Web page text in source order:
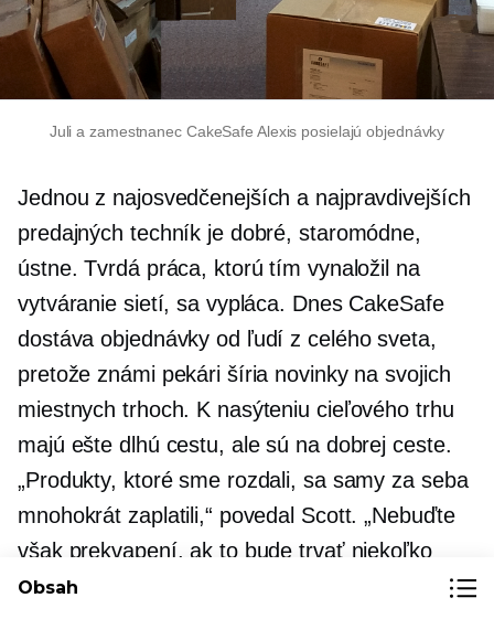
Juli a zamestnanec CakeSafe Alexis posielajú objednávky
Jednou z najosvedčenejších a najpravdivejších
predajných techník je dobré, staromódne,
ústne. Tvrdá práca, ktorú tím vynaložil na
vytváranie sietí, sa vypláca. Dnes CakeSafe
dostáva objednávky od ľudí z celého sveta,
pretože známi pekári šíria novinky na svojich
miestnych trhoch. K nasýteniu cieľového trhu
majú ešte dlhú cestu, ale sú na dobrej ceste.
„Produkty, ktoré sme rozdali, sa samy za seba
mnohokrát zaplatili,“ povedal Scott. „Nebuďte
však prekvapení, ak to bude trvať niekoľko
rokov, kým sa vyrovnáte, vybudovanie
Obsah